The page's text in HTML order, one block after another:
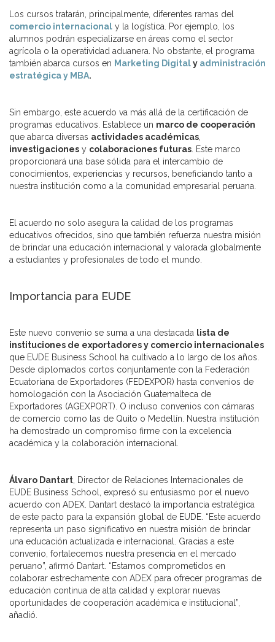
Los cursos tratarán, principalmente, diferentes ramas del
comercio internacional y la logística. Por ejemplo, los
alumnos podrán especializarse en áreas como el sector
agrícola o la operatividad aduanera. No obstante, el programa
también abarca cursos en Marketing Digitaly administración
estratégica y MBA.
Sin embargo, este acuerdo va más allá de la certificación de
programas educativos. Establece un marco de cooperación
que abarca diversas actividades académicas
investigaciones y colaboraciones futuras . Este marco
proporcionará una base sólida para el intercambio de
conocimientos, experiencias y recursos, beneficiando tanto a
nuestra institución como a la comunidad empresarial peruana.
El acuerdo no solo asegura la calidad de los programas
educativos ofrecidos, sino que también refuerza nuestra misión
de brindar una educación internacional y valorada globalmente
a estudiantes y profesionales de todo el mundo.
Importancia para EUDE
Este nuevo convenio se suma a una destacada lista de
instituciones de exportadores y comercio internacionales
que EUDE Business School ha cultivado a lo largo de los años.
Desde diplomados cortos conjuntamente con la Federación
Ecuatoriana de Exportadores (FEDEXPOR) hasta convenios de
homologación con la Asociación Guatemalteca de
Exportadores (AGEXPORT). O incluso convenios con cámaras
de comercio como las de Quito o Medellín. Nuestra institución
ha demostrado un compromiso firme con la excelencia
académica y la colaboración internacional.
Álvaro Dantart , Director de Relaciones Internacionales de
EUDE Business School, expresó su entusiasmo por el nuevo
acuerdo con ADEX. Dantart destacó la importancia estratégica
de este pacto para la expansión global de EUDE. “Este acuerdo
representa un paso significativo en nuestra misión de brindar
una educación actualizada e internacional. Gracias a este
convenio, fortalecemos nuestra presencia en el mercado
peruano”, afirmó Dantart. “Estamos comprometidos en
colaborar estrechamente con ADEX para ofrecer programas de
educación continua de alta calidad y explorar nuevas
oportunidades de cooperación académica e institucional”,
añadió.